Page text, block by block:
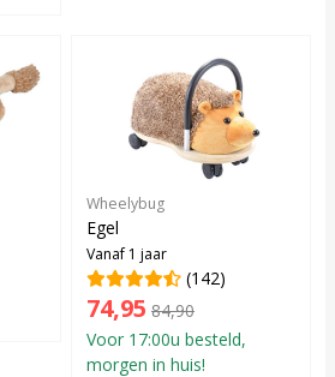
Wheelybug
Egel
Vanaf 1 jaar
(142)
74,95 84,90
Voor 17:00u besteld,
morgen in huis!